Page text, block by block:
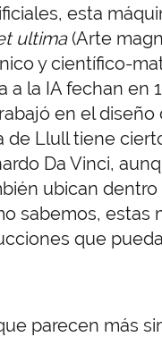
esta
ultima(Arte
y científico-
la IA fechan en
en el
de Llull tiene
Da Vinci,
ubican dentro
sabemos, estas
que
parecen más